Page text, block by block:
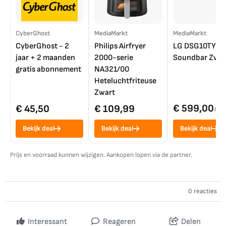
CyberGhost
CyberGhost - 2
jaar + 2 maanden
gratis abonnement
€ 45,50
Bekijk deal
MediaMarkt
Philips Airfryer
2000-serie
NA321/00
Heteluchtfriteuse
Zwart
€ 109,99
Bekijk deal
MediaMarkt
LG DSG10TY
Soundbar
€ 599,00€
Bekijk deal
Prijs en voorraad kunnen wijzigen. Aankopen lopen via de partner.
0 reacties
Interessant Reageren Delen